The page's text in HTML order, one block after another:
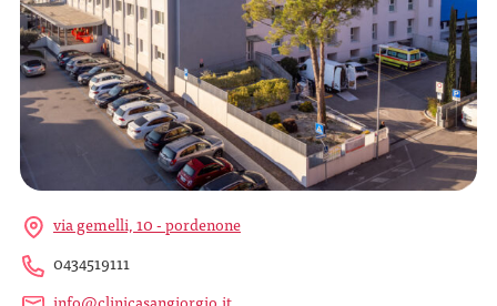
via gemelli, 10 - pordenone
0434519111